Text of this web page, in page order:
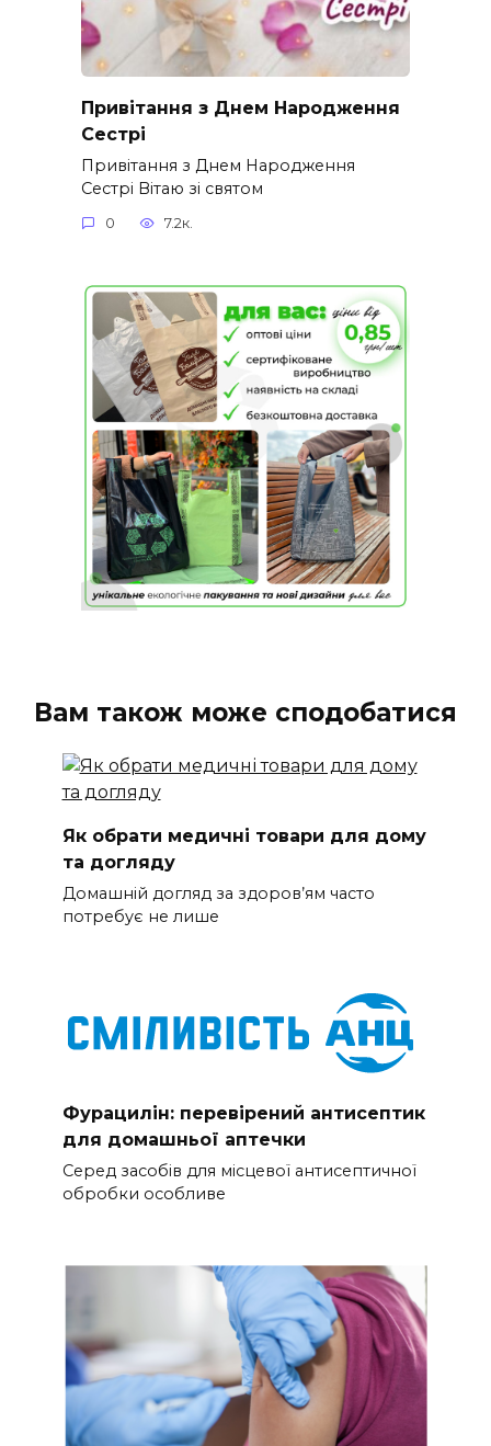
Привітання з Днем Народження
Сестрі
Привітання з Днем Народження
Сестрі Вітаю зі святом
0 7.2к.
Вам також може сподобатися
Як обрати медичні товари для дому
та догляду
Домашній догляд за здоров’ям часто
потребує не лише
Фурацилін: перевірений антисептик
для домашньої аптечки
Серед засобів для місцевої антисептичної
обробки особливе